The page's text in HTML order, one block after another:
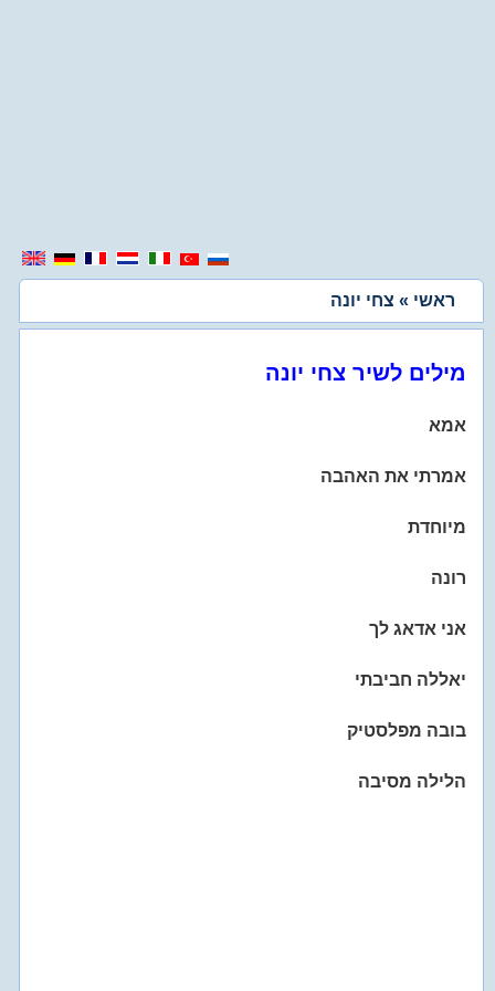
ראשי » צחי יונה
מילים לשיר צחי יונה
אמא
אמרתי את האהבה
מיוחדת
רונה
אני אדאג לך
יאללה חביבתי
בובה מפלסטיק
הלילה מסיבה